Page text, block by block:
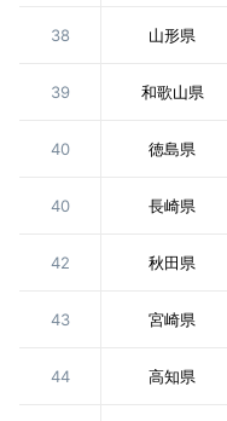
38 山形県
39 和歌山県
40 徳島県
40 長崎県
42 秋田県
43 宮崎県
44 高知県